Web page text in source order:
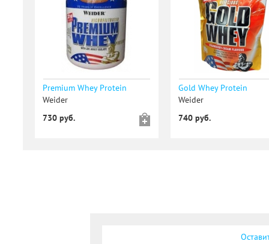
Premium Whey Protein
Weider
730 руб.
Gold Whey Protein
Weider
740 руб.